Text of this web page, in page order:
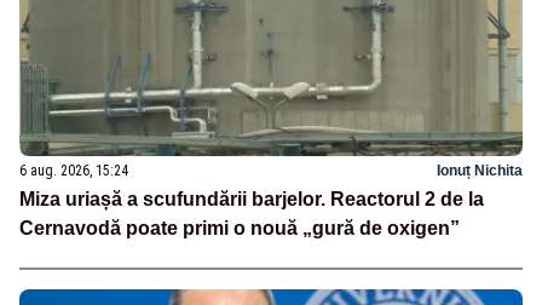
6 aug. 2026, 15:24 Ionuț Nichita
Miza uriașă a scufundării barjelor. Reactorul 2 de la
Cernavodă poate primi o nouă „gură de oxigen”